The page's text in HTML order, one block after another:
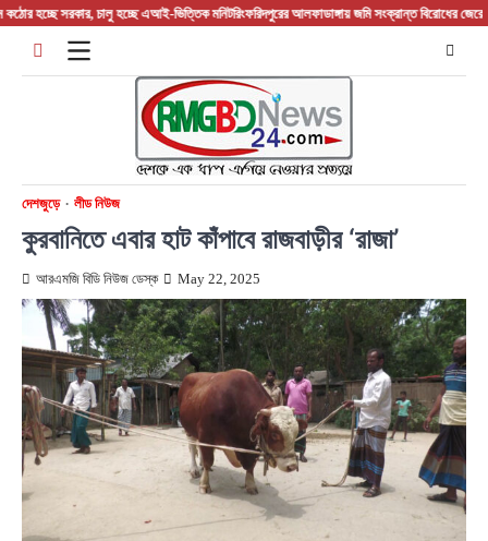
Skipসরকার, চালু হচ্ছে এআই-ভিত্তিক মনিটরিংফরিদপুরের আলফাডাঙ্গায় জমি সংক্রান্ত বিরোধের জেরে হামলা
দেশজুড়ে লীড নিউজ
কুরবানিতে এবার হাট কাঁপাবে রাজবাড়ীর ‘রাজা’
আরএমজি বিডি নিউজ ডেস্ক May 22, 2025